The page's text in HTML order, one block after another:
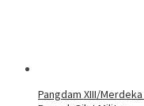
Pangdam XIII/